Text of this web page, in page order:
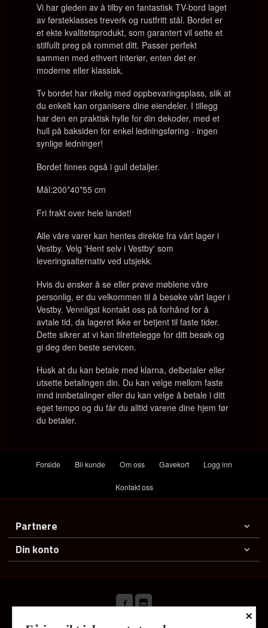
Vi har gleden av å tilby en fantastisk TV-bord laget
av førsteklasses treverk og rustfritt stål. Bordet er
et ekte kvalitetsprodukt, som garantert vil sette et
stilfullt preg på rommet ditt. Passer perfekt
sammen med ethvert interiør, enten det er
moderne eller klassisk.
Tv bordet har rikelig med oppbevaringsplass, slik at
du enkelt kan organisere dine eiendeler. I tillegg
har den en praktisk hylle for din dekoder, med et
hull på baksiden for enkel ledningsføring - ingen
synlige ledninger!
Bordet finnes også i gull detaljer.
Mål:200*40*55 cm
Fri frakt over hele landet!
Alle våre varer kan hentes direkte fra vårt lager i
Vestby. Velg 'Hent selv i Vestby' som
leveringsalternativ ved utsjekk.
Hvis du ønsker å se eller prøve møblene våre
personlig, er du velkommen til å besøke vårt lager i
Vestby. Vennligst kontakt oss på forhånd for å
avtale tid, da lageret ikke er betjent til faste tider.
Dette sikrer at vi kan tilrettelegge for ditt besøk og
gi deg den beste servicen.
Husk at du kan betale med klarna, delbetaler eller
utsette betalingen din. Du kan velge mellom faste
mnd innbetalinger eller du kan velge å betale i ditt
eget tempo og du får du alltid varene dine hjem før
du betaler.
Forside Bli kunde Om oss Gavekort Logg inn
Kontakt oss
Partnere
Din konto
×